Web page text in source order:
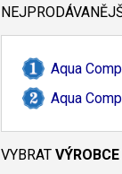
Aqua
Aqua
VYBRAT VÝROBCE